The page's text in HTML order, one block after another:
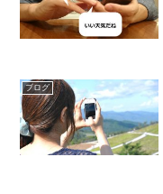
ブログ